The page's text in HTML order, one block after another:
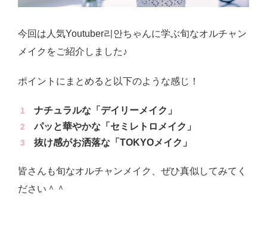
今回は人気Youtuber리안ちゃんに学ぶ旬なオルチャン
メイクをご紹介しました♪
ポイントにまとめると以下のような感じ！
ナチュラルな「デイリーメイク」
パッと華やかな「セミレトロメイク」
抜け感がお洒落な「TOKYOメイク」
皆さんも旬なオルチャンメイク、ぜひ真似してみてく
ださい＾＾